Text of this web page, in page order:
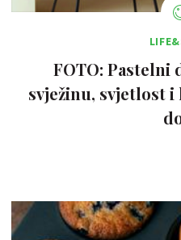
FOTO: Pastelni
svježinu, svjetlost